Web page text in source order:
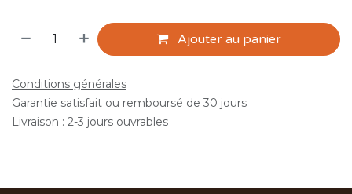
Ajouter au panier
Conditions générales
Garantie satisfait ou remboursé de 30 jours
Livraison : 2-3 jours ouvrables